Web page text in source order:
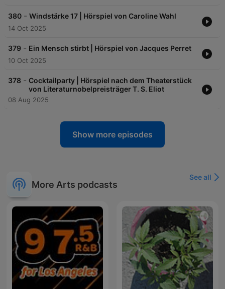
380 - Windstärke 17 | Hörspiel von Caroline Wahl
14 Oct 2025
379 - Ein Mensch stirbt | Hörspiel von Jacques Perret
10 Oct 2025
378 - Cocktailparty | Hörspiel nach dem Theaterstück
von Literaturnobelpreisträger T. S. Eliot
08 Aug 2025
Show more episodes
More Arts podcasts
See all